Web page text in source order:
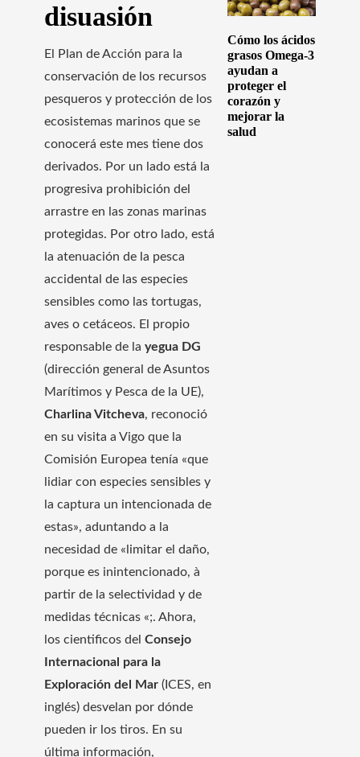
disuasión
El Plan de Acción para la
conservación de los recursos
pesqueros y protección de los
ecosistemas marinos que se
conocerá este mes tiene dos
derivados. Por un lado está la
progresiva prohibición del
arrastre en las zonas marinas
protegidas. Por otro lado, está
la atenuación de la pesca
accidental de las especies
sensibles como las tortugas,
aves o cetáceos. El propio
responsable de la yegua DG
(dirección general de Asuntos
Marítimos y Pesca de la UE),
Charlina Vitcheva, reconoció
en su visita a Vigo que la
Comisión Europea tenía «que
lidiar con especies sensibles y
la captura un intencionada de
estas», aduntando a la
necesidad de «limitar el daño,
porque es inintencionado, à
partir de la selectividad y de
medidas técnicas «;. Ahora,
los cientificos del Consejo
Internacional para la
Exploración del Mar (ICES, en
inglés) desvelan por dónde
pueden ir los tiros. En su
última información,
Cómo los ácidos
grasos Omega-3
ayudan a
proteger el
corazón y
mejorar la
salud